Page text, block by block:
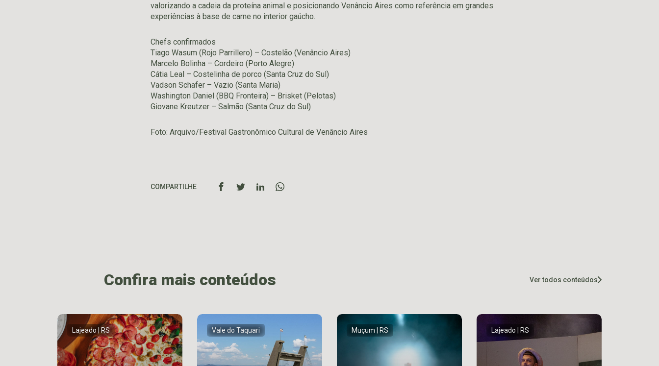
valorizando a cadeia da proteína animal e posicionando Venâncio Aires como referência em grandes
experiências à base de carne no interior gaúcho.
Chefs confirmados
Tiago Wasum (Rojo Parrillero) – Costelão (Venâncio Aires)
Marcelo Bolinha – Cordeiro (Porto Alegre)
Cátia Leal – Costelinha de porco (Santa Cruz do Sul)
Vadson Schafer – Vazio (Santa Maria)
Washington Daniel (BBQ Fronteira) – Brisket (Pelotas)
Giovane Kreutzer – Salmão (Santa Cruz do Sul)
Foto: Arquivo/Festival Gastronômico Cultural de Venâncio Aires
COMPARTILHE
Confira mais conteúdos Ver todos conteúdos
Lajeado | RS Vale do Taquari Muçum | RS Lajeado | RS